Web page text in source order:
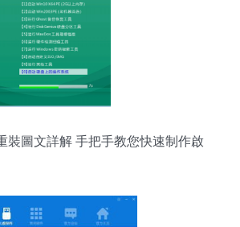
裝圖文詳解 手把手教您快速制作啟